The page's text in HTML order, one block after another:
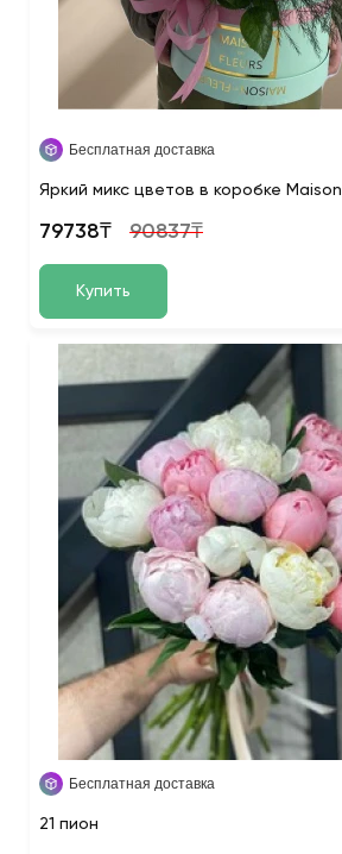
Бесплатная доставка
Яркий микс цветов в коробке Maison
79738₸ 90837₸
Купить
Бесплатная доставка
21 пион